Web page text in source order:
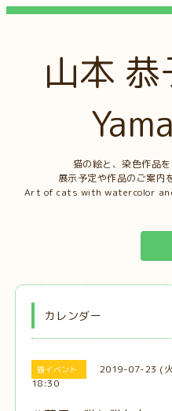
山本
猫の絵と、染色作品
展示予定や作品のご案内
Art of cats with watercolor
カレンダー
猫イベント
2019-07-23 (
18:30